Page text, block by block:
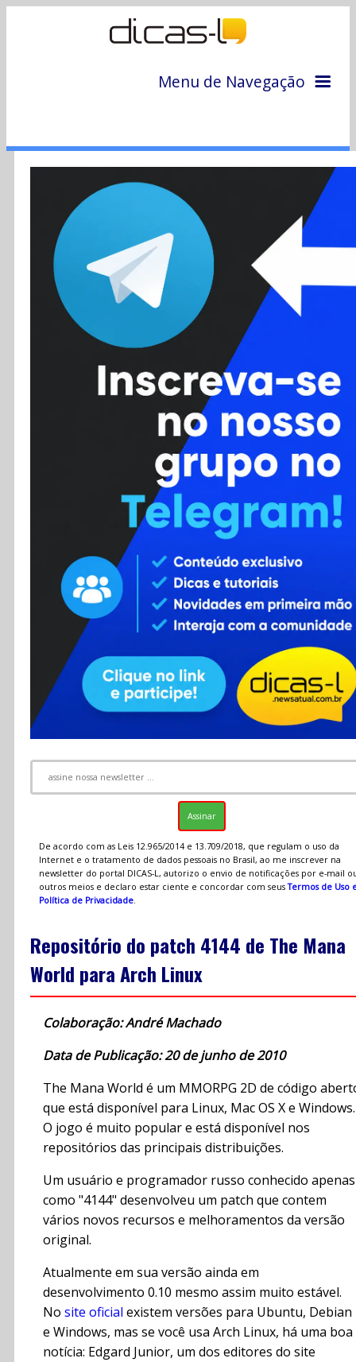
Menu de Navegação
Colunas
Colaboradores
Cursos
Enviar Dica
Contato
RSS
De acordo com as Leis 12.965/2014 e 13.709/2018, que regulam o uso da
Internet e o tratamento de dados pessoais no Brasil, ao me inscrever na
newsletter do portal DICAS-L, autorizo o envio de notificações por e-mail
outros meios e declaro estar ciente e concordar com seusTermos de Uso
Política de Privacidade.
Repositório do patch 4144 de The Mana
World para Arch Linux
Colaboração: André Machado
Data de Publicação: 20 de junho de 2010
The Mana World é um MMORPG 2D de código
que está disponível para Linux, Mac OS X e Windows.
O jogo é muito popular e está disponível nos
repositórios das principais distribuições.
Um usuário e programador russo conhecido apenas
como "4144" desenvolveu um patch que contem
vários novos recursos e melhoramentos da versão
original.
Atualmente em sua versão ainda em
desenvolvimento 0.10 mesmo assim muito estável.
No site oficial existem versões para Ubuntu, Debian
e Windows, mas se você usa Arch Linux, há uma boa
notícia: Edgard Junior, um dos editores do site